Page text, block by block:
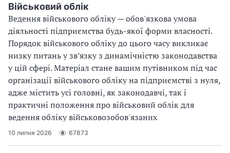
Військовий облік
Ведення військового обліку — обов'язкова умова
діяльності підприємства будь-якої форми власності.
Порядок військового обліку до цього часу викликає
низку питань у зв’язку з динамічністю законодавства
у цій сфері. Матеріал стане вашим путівником під час
організації військового обліку на підприємстві з нуля,
адже містить усі головні, як законодавчі, так і
практичні положення про військовий облік для
ведення обліку військовозобов'язаних
10 липня 2026 67873